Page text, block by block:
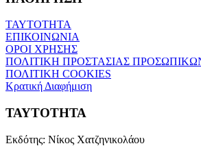
ΤΑΥΤΟΤΗΤΑ
ΕΠΙΚΟΙΝΩΝΙΑ
ΟΡΟΙ ΧΡΗΣΗΣ
ΠΟΛΙΤΙΚΗ ΠΡΟΣΤΑΣΙΑΣ
ΠΟΛΙΤΙΚΗ COOKIES
Κρατική Διαφήμιση
ΤΑΥΤΟΤΗΤΑ
Εκδότης: Νίκος Χατζηνικολάου